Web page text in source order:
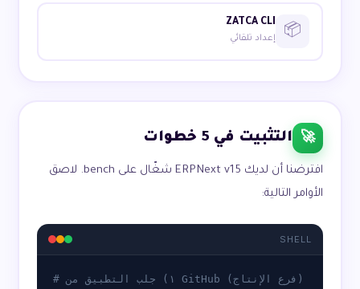
📦
ZATCA CLI
إعداد تلقائي
🚀 التثبيت في 5 خطوات
افترضنا أن لديك ERPNext v15 شغّال على bench. لاصق
الأوامر التالية:
SHELL
# ١) جلب التطبيق من GitHub (فرع الإنتاج)